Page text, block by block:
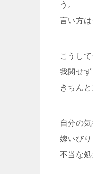
う。
言い方
こうし
我関せ
きちん
自分の
嫁いび
不当な